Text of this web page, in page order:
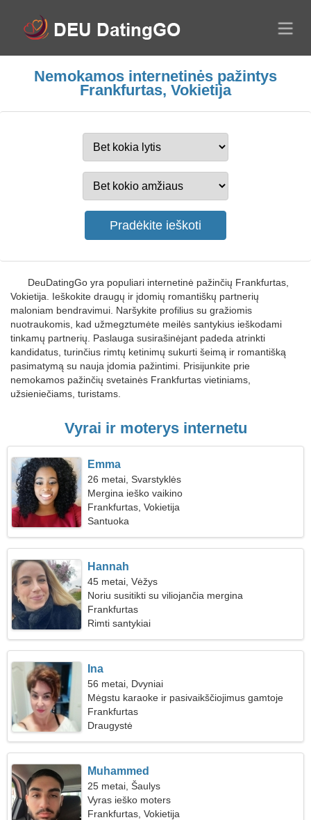
Nemokamos internetinės pažintys
Frankfurtas, Vokietija
DeuDatingGo yra populiari internetinė pažinčių Frankfurtas,
Vokietija. Ieškokite draugų ir įdomių romantiškų partnerių
maloniam bendravimui. Naršykite profilius su gražiomis
nuotraukomis, kad užmegztumėte meilės santykius ieškodami
tinkamų partnerių. Paslauga susirašinėjant padeda atrinkti
kandidatus, turinčius rimtų ketinimų sukurti šeimą ir romantišką
pasimatymą su nauja įdomia pažintimi. Prisijunkite prie
nemokamos pažinčių svetainės Frankfurtas vietiniams,
užsieniečiams, turistams.
Vyrai ir moterys internetu
Emma
26 metai, Svarstyklės
Mergina ieško vaikino
Frankfurtas, Vokietija
Santuoka
Hannah
45 metai, Vėžys
Noriu susitikti su viliojančia mergina
Frankfurtas
Rimti santykiai
Ina
56 metai, Dvyniai
Mėgstu karaoke ir pasivaikščiojimus gamtoje
Frankfurtas
Draugystė
Muhammed
25 metai, Šaulys
Vyras ieško moters
Frankfurtas, Vokietija